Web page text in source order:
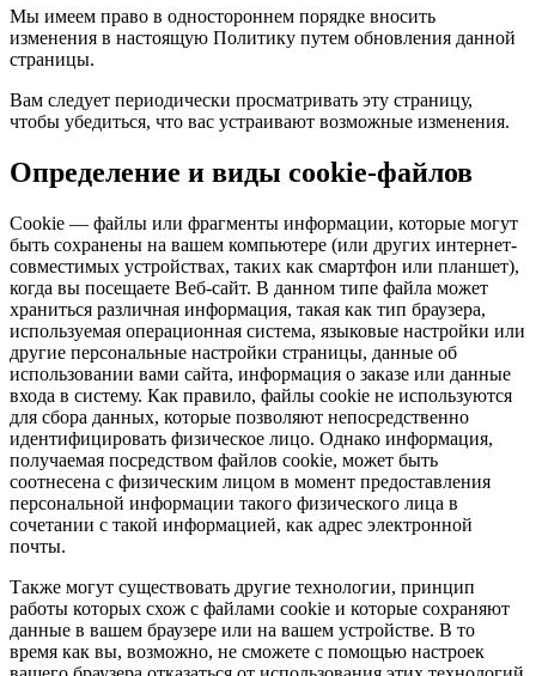
Мы имеем право в одностороннем порядке вносить
изменения в настоящую Политику путем обновления данной
страницы.
Вам следует периодически просматривать эту страницу,
чтобы убедиться, что вас устраивают возможные изменения.
Определение и виды cookie-файлов
Cookie — файлы или фрагменты информации, которые могут
быть сохранены на вашем компьютере (или других интернет-
совместимых устройствах, таких как смартфон или планшет),
когда вы посещаете Веб-сайт. В данном типе файла может
храниться различная информация, такая как тип браузера,
используемая операционная система, языковые настройки или
другие персональные настройки страницы, данные об
использовании вами сайта, информация о заказе или данные
входа в систему. Как правило, файлы cookie не используются
для сбора данных, которые позволяют непосредственно
идентифицировать физическое лицо. Однако информация,
получаемая посредством файлов cookie, может быть
соотнесена с физическим лицом в момент предоставления
персональной информации такого физического лица в
сочетании с такой информацией, как адрес электронной
почты.
Также могут существовать другие технологии, принцип
работы которых схож с файлами cookie и которые сохраняют
данные в вашем браузере или на вашем устройстве. В то
время как вы, возможно, не сможете с помощью настроек